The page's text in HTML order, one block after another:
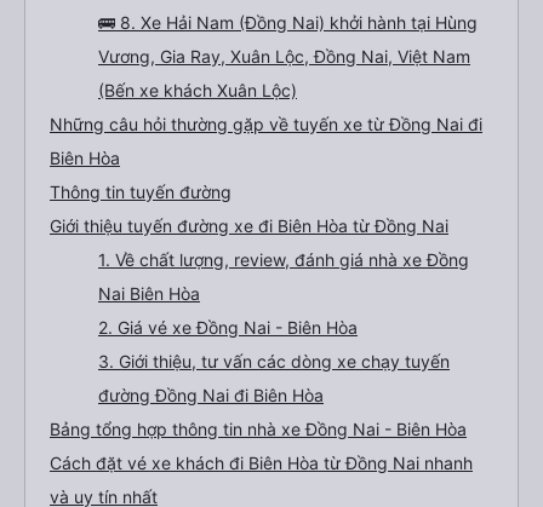
🚌 8. Xe Hải Nam (Đồng Nai) khởi hành tại Hùng
Vương, Gia Ray, Xuân Lộc, Đồng Nai, Việt Nam
(Bến xe khách Xuân Lộc)
Những câu hỏi thường gặp về tuyến xe từ Đồng Nai đi
Biên Hòa
Thông tin tuyến đường
Giới thiệu tuyến đường xe đi Biên Hòa từ Đồng Nai
1. Về chất lượng, review, đánh giá nhà xe Đồng
Nai Biên Hòa
2. Giá vé xe Đồng Nai - Biên Hòa
3. Giới thiệu, tư vấn các dòng xe chạy tuyến
đường Đồng Nai đi Biên Hòa
Bảng tổng hợp thông tin nhà xe Đồng Nai - Biên Hòa
Cách đặt vé xe khách đi Biên Hòa từ Đồng Nai nhanh
và uy tín nhất